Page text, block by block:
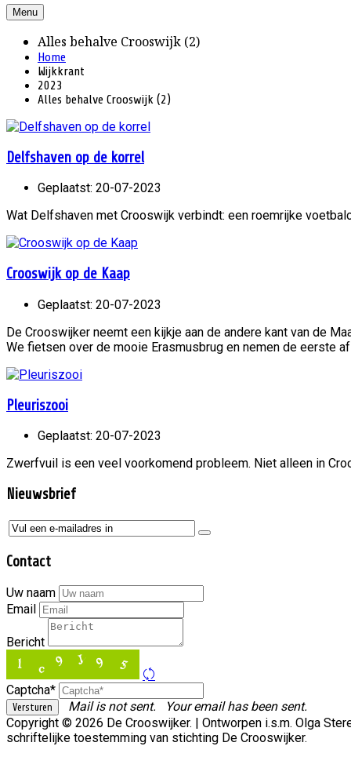
Menu
Alles behalve Crooswijk (2)
Home
Wijkkrant
2023
Alles behalve Crooswijk (2)
Delfshaven op de korrel
Geplaatst: 20-07-2023
Wat Delfshaven met Crooswijk verbindt: een roemrijke
Crooswijk op de Kaap
Geplaatst: 20-07-2023
De Crooswijker neemt een kijkje aan de andere kant van de
We fietsen over de mooie Erasmusbrug en nemen de eerste
Pleuriszooi
Geplaatst: 20-07-2023
Zwerfvuil is een veel voorkomend probleem. Niet alleen in
Nieuwsbrief
Contact
Uw naam
Email
Bericht
Captcha*
Mail is not sent.
Your email has been sent.
Copyright © 2026 De Crooswijker. | Ontworpen i.s.m. Olga
schriftelijke toestemming van stichting De Crooswijker.